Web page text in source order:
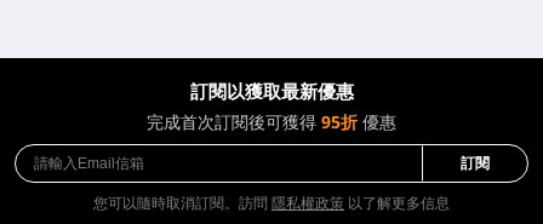
訂閱以獲取最新優惠
完成首次訂閱後可獲得 95折優惠
訂閱
您可以隨時取消訂閱。訪問 隱私權政策 以了解更多信息